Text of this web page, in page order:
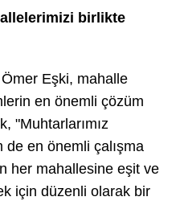
birlikte
Eşki, mahalle
en önemli çözüm
"Muhtarlarımız
en önemli çalışma
her mahallesine eşit ve
için düzenli olarak bir